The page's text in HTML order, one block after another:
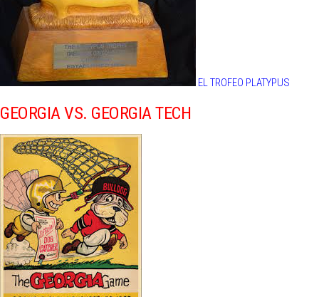
EL TROFEO PLATYPUS
GEORGIA VS. GEORGIA TECH